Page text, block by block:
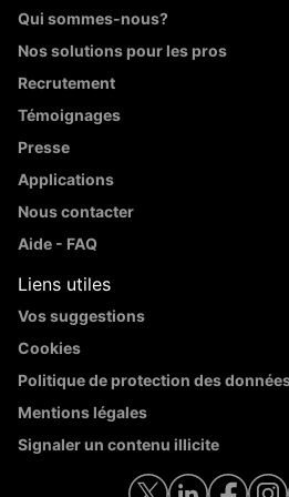
Qui sommes-nous?
Nos solutions pour les pros
Recrutement
Témoignages
Presse
Applications
Nous contacter
Aide - FAQ
Liens utiles
Vos suggestions
Cookies
Politique de protection des
Mentions légales
Signaler un contenu illicite